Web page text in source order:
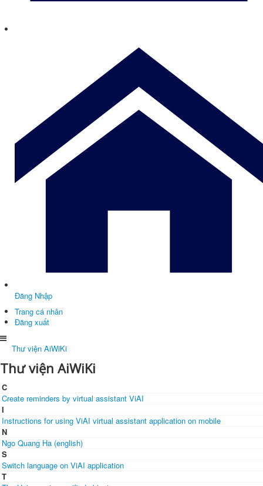
Đăng Nhập
Trang cá nhân
Đăng xuất
Thư viện AiWiKi
Thư viện AiWiKi
C
Create reminders by virtual assistant ViAI
I
Instructions for using ViAI virtual assistant application on mobile
N
Ngo Quang Ha (english)
S
Switch language on ViAI application
T